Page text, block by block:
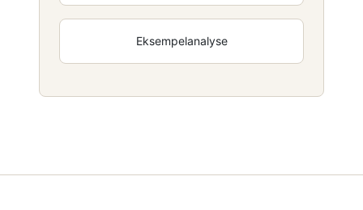
Eksempelanalyse